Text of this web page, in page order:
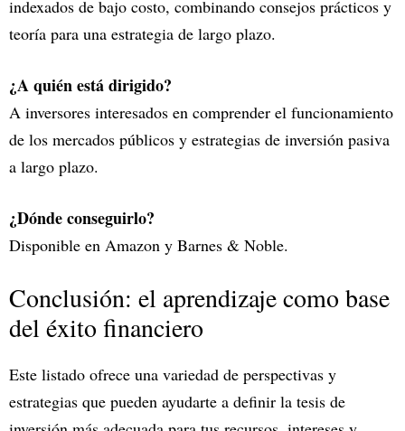
indexados de bajo costo, combinando consejos prácticos y
teoría para una estrategia de largo plazo.
¿A quién está dirigido?
A inversores interesados en comprender el funcionamiento
de los mercados públicos y estrategias de inversión pasiva
a largo plazo.
¿Dónde conseguirlo?
Disponible en Amazon y Barnes & Noble.
Conclusión: el aprendizaje como base
del éxito financiero
Este listado ofrece una variedad de perspectivas y
estrategias que pueden ayudarte a definir la tesis de